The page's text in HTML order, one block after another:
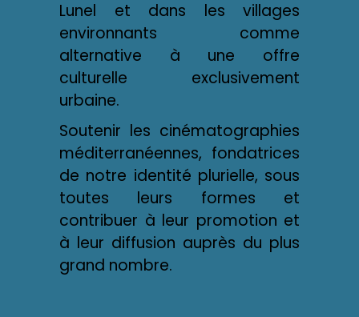
Lunel et dans les villages
environnants comme
alternative à une offre
culturelle exclusivement
urbaine.
Soutenir les cinématographies
méditerranéennes, fondatrices
de notre identité plurielle, sous
toutes leurs formes et
contribuer à leur promotion et
à leur diffusion auprès du plus
grand nombre.